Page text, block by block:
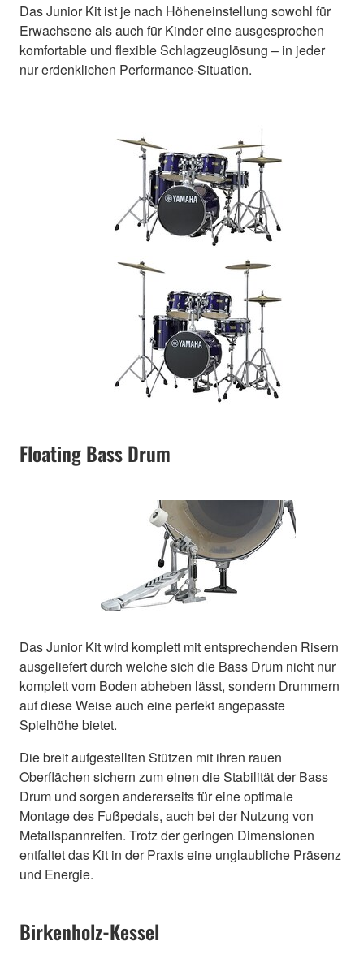
Das Junior Kit ist je nach Höheneinstellung sowohl für
Erwachsene als auch für Kinder eine ausgesprochen
komfortable und flexible Schlagzeuglösung – in jeder
nur erdenklichen Performance-Situation.
Floating Bass Drum
Das Junior Kit wird komplett mit entsprechenden Risern
ausgeliefert durch welche sich die Bass Drum nicht nur
komplett vom Boden abheben lässt, sondern Drummern
auf diese Weise auch eine perfekt angepasste
Spielhöhe bietet.
Die breit aufgestellten Stützen mit ihren rauen
Oberflächen sichern zum einen die Stabilität der Bass
Drum und sorgen andererseits für eine optimale
Montage des Fußpedals, auch bei der Nutzung von
Metallspannreifen. Trotz der geringen Dimensionen
entfaltet das Kit in der Praxis eine unglaubliche Präsenz
und Energie.
Birkenholz-Kessel